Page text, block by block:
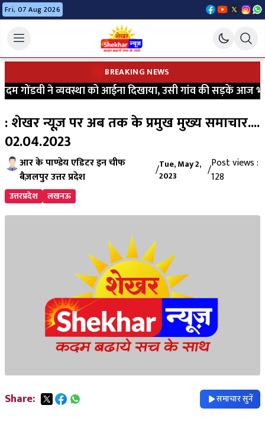
Fri, 07 Aug 2026
BREAKING NEWS
ने व्यवस्था को आईना दिखाया, उसी गांव की सड़कें आज भी
: शेखर न्यूज़ पर अब तक के प्रमुख मुख्य समाचार....
02.04.2023
आर के पाण्डेय एडिटर इन चीफ
बैज़लपुर उत्तर प्रदेश
/Tue, May 2,
2023
/Post views :
128
उत्तरप्रदेश लखनऊ
Share: समाचार सुनें